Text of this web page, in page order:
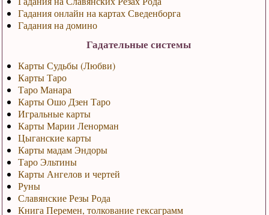
Гадания онлайн на картах Сведенборга
Гадания на домино
Гадательные системы
Карты Судьбы (Любви)
Карты Таро
Таро Манара
Карты Ошо Дзен Таро
Игральные карты
Карты Марии Ленорман
Цыганские карты
Карты мадам Эндоры
Таро Эльтины
Карты Ангелов и чертей
Руны
Славянские Резы Рода
Книга Перемен, толкование гексаграмм